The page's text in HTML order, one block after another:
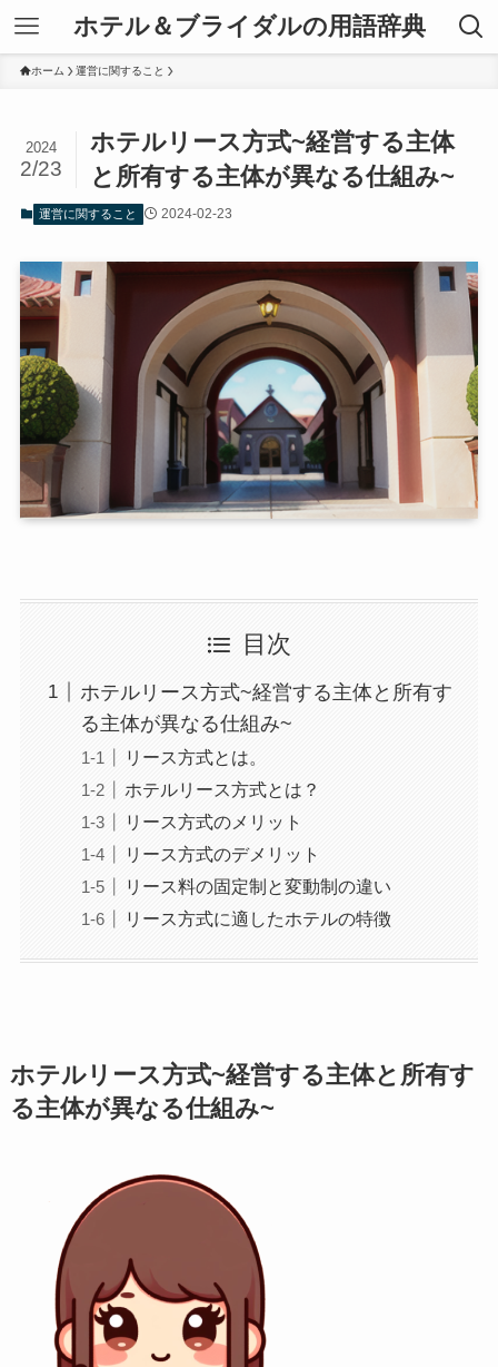
ホテル＆ブライダルの用語辞典
ホーム 運営に関すること
ホテルリース方式~経営する主体
と所有する主体が異なる仕組み~
2024
2/23
運営に関すること 2024-02-23
目次
ホテルリース方式~経営する主体と所有す
る主体が異なる仕組み~
リース方式とは。
ホテルリース方式とは？
リース方式のメリット
リース方式のデメリット
リース料の固定制と変動制の違い
リース方式に適したホテルの特徴
ホテルリース方式~経営する主体と所有す
る主体が異なる仕組み~